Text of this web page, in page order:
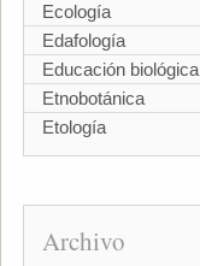
Ecología
Edafología
Educación biológica
Etnobotánica
Etología
Archivo